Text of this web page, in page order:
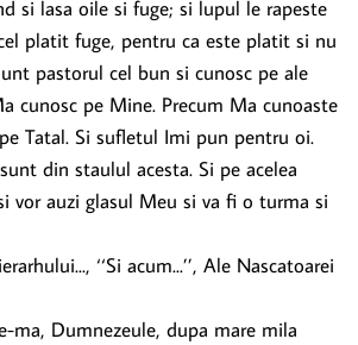
si lasa oile si fuge; si lupul le rapeste
platit fuge, pentru ca este platit si nu
pastorul cel bun si cunosc pe ale
cunosc pe Mine. Precum Ma cunoaste
Tatal. Si sufletul Imi pun pentru oi.
din staulul acesta. Si pe acelea
vor auzi glasul Meu si va fi o turma si
ierarhului..., ‘‘Si acum...’’, Ale Nascatoarei
ma, Dumnezeule, dupa mare mila